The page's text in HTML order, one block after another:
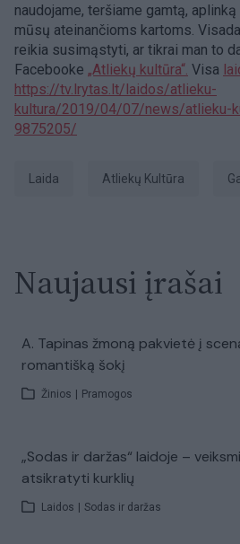
naudojame, teršiame gamtą,
mūsų ateinančioms kartoms.
reikia susimąstyti, ar tikrai man to
Facebooke „Atliekų kultūra“. Visa
https://tv.lrytas.lt/laidos/atlieku-
kultura/2019/04/07/news/atlieku-
9875205/
laida Atliekų Kultūra
Naujausi įrašai
A. Tapinas žmoną pakvietė į
romantišką šokį
Žinios Pramogos
„Sodas ir daržas“ laidoje –
atsikratyti kurklių
Laidos Sodas ir daržas